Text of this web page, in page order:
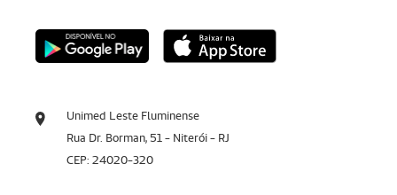
Unimed Leste Fluminense
Rua Dr. Borman, 51 - Niterói - RJ
CEP: 24020-320